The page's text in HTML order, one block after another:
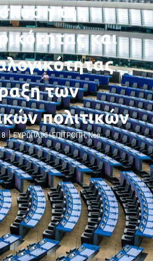
της
και
των
πολιτικών
ΕΥΡΩΠΑΪΚΗ ΕΠΙΤΡΟΠΉ,Νέα